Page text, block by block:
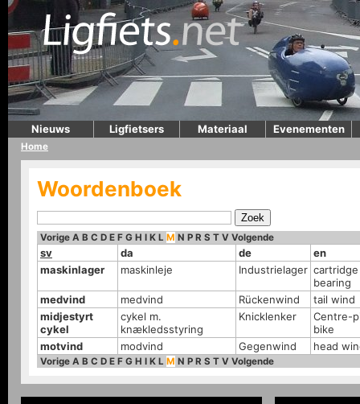
Nieuws Ligfietsers Materiaal Evenementen
Home
Woordenboek
Vorige A B C D E F G H I K L M N P R S T V Volgende
sv da de
en
maskinlager
maskinleje Industrielager cartridge
bearing
medvind
medvind Rückenwind
tail wind
midjestyrt
cykel
cykel m.
knækledsstyring
Knicklenker
Centre-
bike
motvind
modvind Gegenwind head
Vorige A B C D E F G H I K L M N P R S T V Volgende